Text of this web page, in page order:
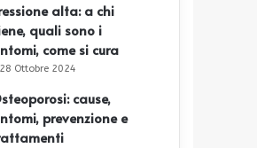
alta: a chi
quali sono i
come si cura
28 Ottobre 2024
cause,
prevenzione e